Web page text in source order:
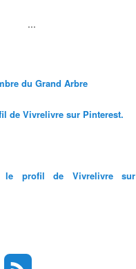
...
du Grand Arbre
de Vivrelivre sur Pinterest.
le profil de Vivrelivre sur